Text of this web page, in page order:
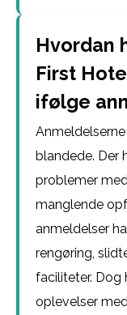
Hvordan
First
ifølge
blandede. Der
problemer
manglende
anmeldelser
rengøring,
faciliteter.
oplevelser